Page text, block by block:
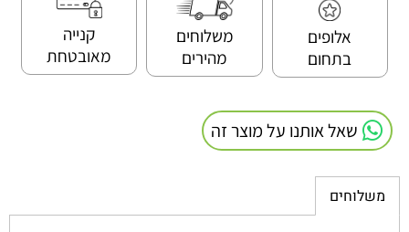
אלופים
בתחום
משלוחים
מהירים
קנייה
מאובטחת
שאל אותנו על מוצר זה
משלוחים